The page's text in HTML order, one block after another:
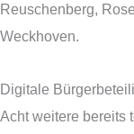
Reuschenberg,
Weckhoven.
Digitale
Acht weitere bereits